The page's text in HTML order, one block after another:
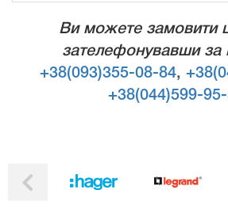
Ви можете замовити
зателефонувавши
+38(093)355-08-84,
+38(044)599-95-